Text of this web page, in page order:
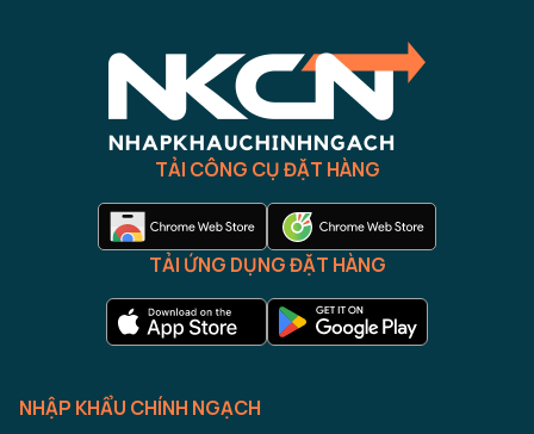
TẢI CÔNG CỤ ĐẶT HÀNG
TẢI ỨNG DỤNG ĐẶT HÀNG
NHẬP KHẨU CHÍNH NGẠCH